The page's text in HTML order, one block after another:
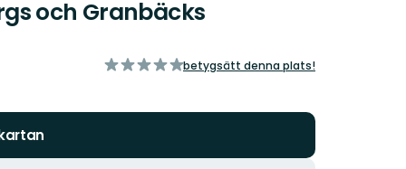
och Granbäcks
av
betygsätt denna plats!